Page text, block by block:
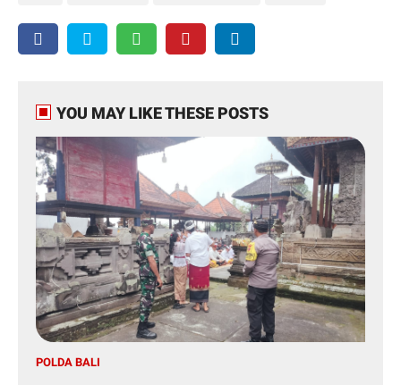
YOU MAY LIKE THESE POSTS
POLDA BALI